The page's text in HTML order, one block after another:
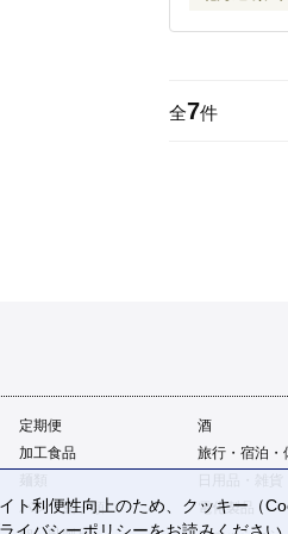
全7件
定期便
酒
加工食品
旅行・宿泊・
パン・菓子類
電化製品
ト利便性向上のため、クッキー（
イバシーポリシーをお読みください